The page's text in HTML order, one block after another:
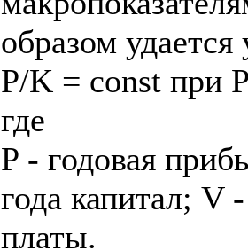
образом
P/K = const при
где
P - годовая
года капитал; V
платы.